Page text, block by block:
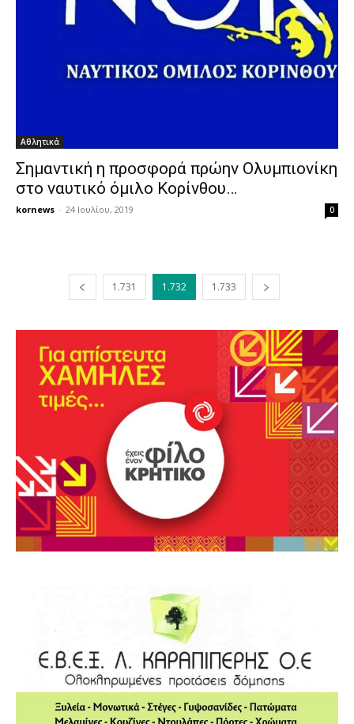
Αθλητικά
Σημαντική η προσφορά πρώην Ολυμπιονίκη
στο ναυτικό όμιλο Κορίνθου…
kornews - 24 Ιουλίου, 2019 0
1.731 1.732 1.733